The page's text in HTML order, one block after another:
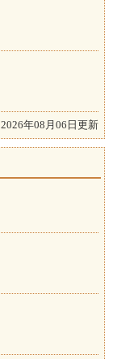
2026年08月06日更新